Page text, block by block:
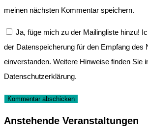
Kommentieren
ein
zum
Kommentieren
ein
ein
(optional)
meinen nächsten Kommentar speichern.
Ja, füge mich zu der Mailingliste hinzu!
der Datenspeicherung für den Empfang des
einverstanden. Weitere Hinweise finden Sie
Datenschutzerklärung.
Anstehende Veranstaltungen